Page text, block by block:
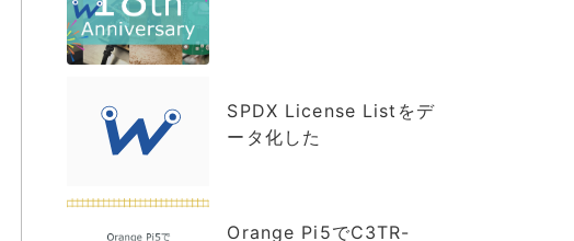
SPDX License Listをデ
ータ化した
Orange Pi5でC3TR-